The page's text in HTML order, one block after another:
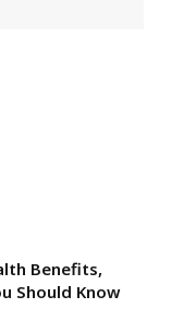
Benefits,
Should Know